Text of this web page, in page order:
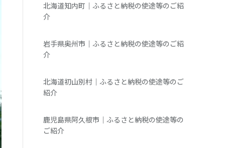
北海道知内町｜ふるさと納税の使途等のご紹
介
岩手県奥州市｜ふるさと納税の使途等のご紹
介
北海道初山別村｜ふるさと納税の使途等のご
紹介
鹿児島県阿久根市｜ふるさと納税の使途等の
ご紹介